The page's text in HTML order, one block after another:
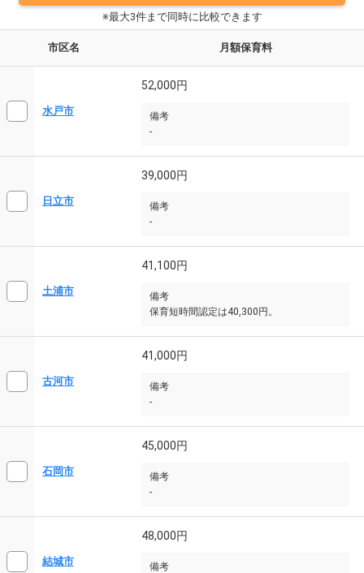
※最大3件まで同時に比較できます
市区名 月額保育料
水戸市
52,000円
備考
-
日立市
39,000円
備考
-
土浦市
41,100円
備考
保育短時間認定は40,300円。
古河市
41,000円
備考
-
石岡市
45,000円
備考
-
結城市
48,000円
備考